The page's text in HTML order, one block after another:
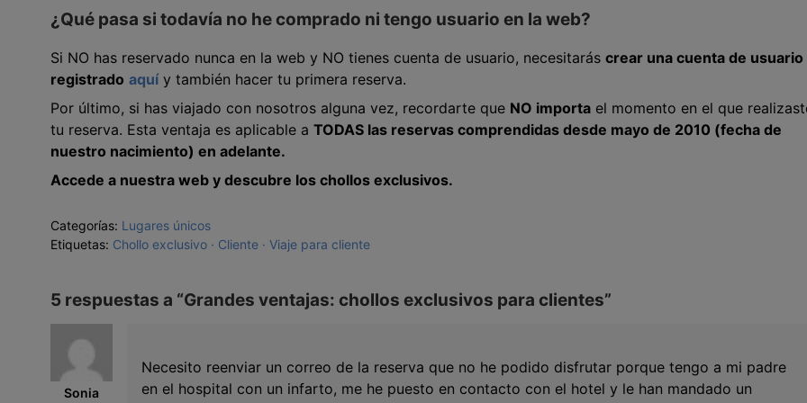
¿Qué pasa si todavía no he comprado ni tengo usuario en la web?
Si NO has reservado nunca en la web y NO tienes cuenta de usuario, necesitarás crear una cuenta de usuario
registrado aquí y también hacer tu primera reserva.
Por último, si has viajado con nosotros alguna vez, recordarte que NO importa el momento en el que
tu reserva. Esta ventaja es aplicable a TODAS las reservas comprendidas desde mayo de 2010 (fecha de
nuestro nacimiento) en adelante.
Accede a nuestra web y descubre los chollos exclusivos.
Categorías: Lugares únicos
Etiquetas: Chollo exclusivo Cliente Viaje para cliente
5 respuestas a “Grandes ventajas: chollos exclusivos para clientes”
Sonia
Necesito reenviar un correo de la reserva que no he podido disfrutar porque tengo a mi padre
en el hospital con un infarto, me he puesto en contacto con el hotel y le han mandado un